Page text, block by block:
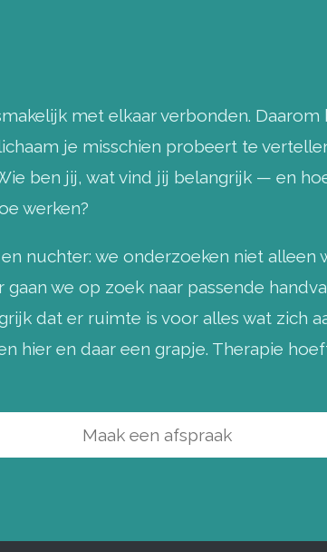
met elkaar verbonden. Daarom
je misschien probeert te
ben jij, wat vind jij belangrijk — en
werken?
nuchter: we onderzoeken niet alleen
we op zoek naar passende
dat er ruimte is voor alles wat zich
hier en daar een grapje. Therapie
Maak een afspraak